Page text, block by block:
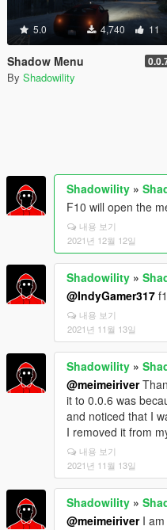
5.0 4,740 11
Shadow Menu
By Shadowility
Shadowility »
F10 will open the
내용 보기
2021년 12월 12일
Shadowility »
@IndyGamer317
내용 보기
2021년 11월 13일
Shadowility »
@meimeiriver
it to 0.0.6 was
and noticed that I
I removed it from
내용 보기
2021년 11월 13일
Shadowility »
@meimeiriverI am